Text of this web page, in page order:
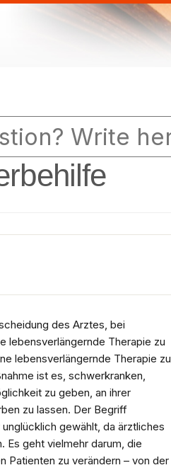
des Arztes, bei
lebensverlängernde Therapie zu
lebensverlängernde Therapie zu
ist es, schwerkranken,
zu geben, an ihrer
zu lassen. Der Begriff
gewählt, da ärztliches
Es geht vielmehr darum, die
Patienten zu verändern – von der